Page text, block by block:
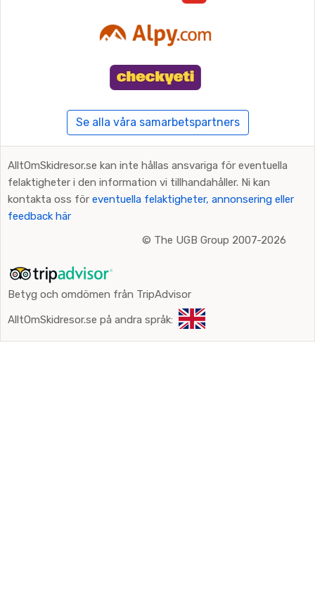
Se alla våra samarbetspartners
AlltOmSkidresor.se kan inte hållas ansvariga för eventuella
felaktigheter i den information vi tillhandahåller. Ni kan
kontakta oss för eventuella felaktigheter, annonsering eller
feedback här
© The UGB Group 2007-2026
Betyg och omdömen från TripAdvisor
AlltOmSkidresor.se på andra språk: